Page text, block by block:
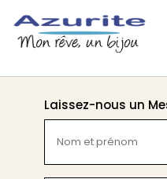
Laissez-nous un
et
prénom